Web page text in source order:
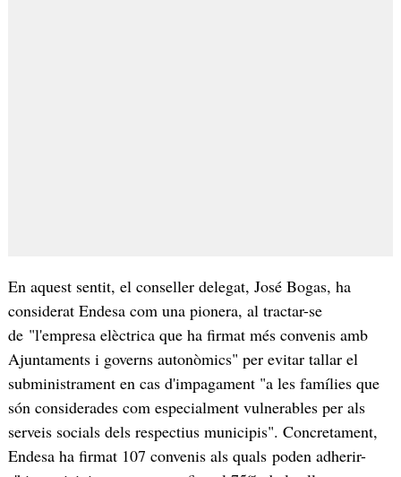
En aquest sentit, el conseller delegat, José Bogas, ha
considerat Endesa com una pionera, al tractar-se
de "l'empresa elèctrica que ha firmat més convenis amb
Ajuntaments i governs autonòmics" per evitar tallar el
subministrament en cas d'impagament "a les famílies que
són considerades com especialment vulnerables per als
serveis socials dels respectius municipis". Concretament,
Endesa ha firmat 107 convenis als quals poden adherir-